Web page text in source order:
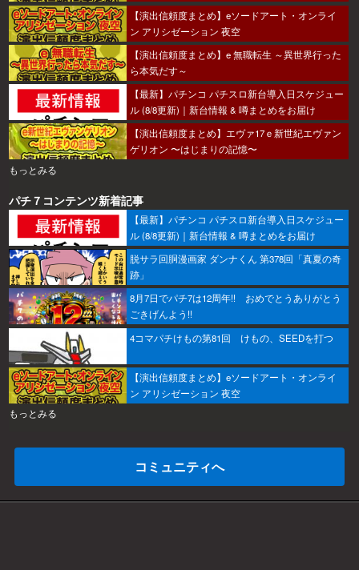
【演出信頼度まとめ】eソードアート・オンライ
ン アリシゼーション 夜空
【演出信頼度まとめ】e 無職転生 ～異世界行った
ら本気だす～
【最新】パチンコ パチスロ新台導入日スケジュー
ル (8/8更新)｜新台情報 & 噂まとめをお届け
【演出信頼度まとめ】エヴァ17ｅ新世紀エヴァン
ゲリオン 〜はじまりの記憶〜
もっとみる
パチ７コンテンツ新着記事
【最新】パチンコ パチスロ新台導入日スケジュー
ル (8/8更新)｜新台情報 & 噂まとめをお届け
脱サラ回胴漫画家 ダンナくん 第378回「真夏の奇
跡」
8月7日でパチ7は12周年!! おめでとうありがとう
ごきげんよう!!
4コマパチけもの第81回 けもの、SEEDを打つ
【演出信頼度まとめ】eソードアート・オンライ
ン アリシゼーション 夜空
もっとみる
コミュニティへ